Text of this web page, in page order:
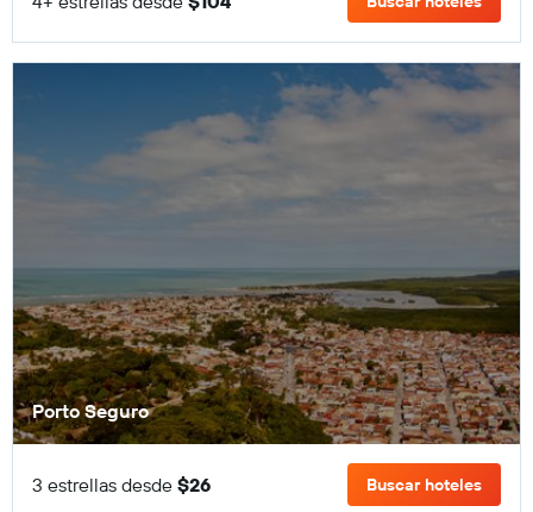
Porto Seguro
3 estrellas desde $26 Buscar hoteles